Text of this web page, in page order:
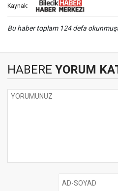
Kaynak:
Bu haber toplam 124 defa
HABERE YORUM